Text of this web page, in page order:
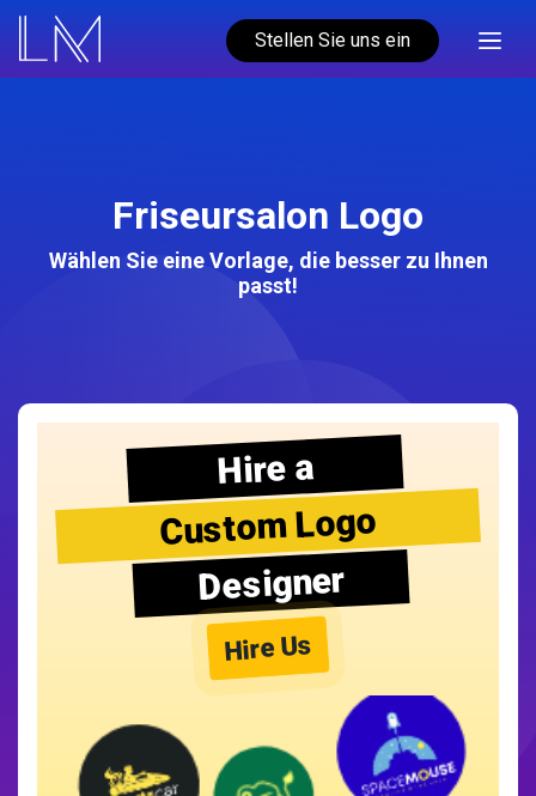
Stellen Sie uns ein
Friseursalon Logo
Wählen Sie eine Vorlage, die besser zu Ihnen
passt!
Hire a
Custom Logo
Designer
Hire Us